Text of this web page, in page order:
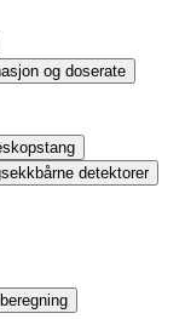
og doserate
detektorer